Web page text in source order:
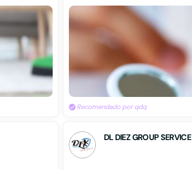
Recomendado por qdq
DL DIEZ GROUP SERVICE